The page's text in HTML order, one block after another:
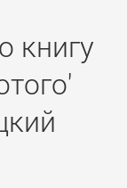
книгу